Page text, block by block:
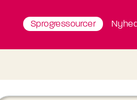
Sprogressourcer